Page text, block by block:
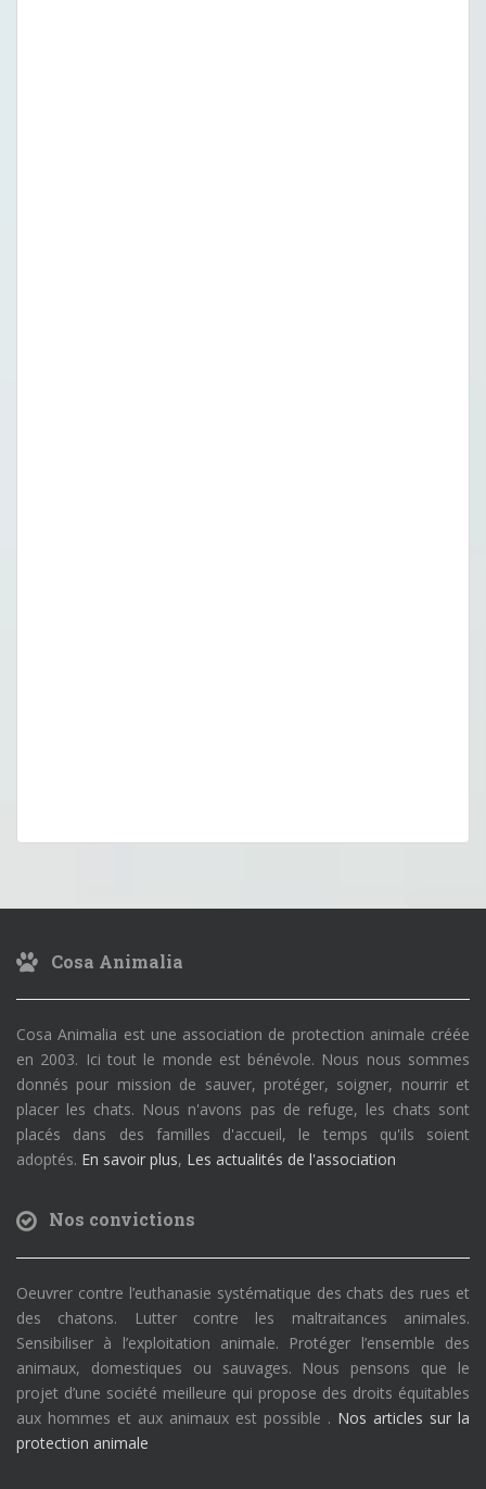
Cosa Animalia
Cosa Animalia est une association de protection animale créée
en 2003. Ici tout le monde est bénévole. Nous nous sommes
donnés pour mission de sauver, protéger, soigner, nourrir et
placer les chats. Nous n'avons pas de refuge, les chats sont
placés dans des familles d'accueil, le temps qu'ils soient
adoptés. En savoir plus, Les actualités de l'association
Nos convictions
Oeuvrer contre l’euthanasie systématique des chats des rues et
des chatons. Lutter contre les maltraitances animales.
Sensibiliser à l’exploitation animale. Protéger l’ensemble des
animaux, domestiques ou sauvages. Nous pensons que le
projet d’une société meilleure qui propose des droits équitables
aux hommes et aux animaux est possible . Nos articles sur la
protection animale